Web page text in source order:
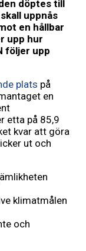
döptes till
uppnås
en hållbar
upp hur
följer upp
plats på
en
etta på 85,9
kvar att göra
ut och
klimatmålen
och